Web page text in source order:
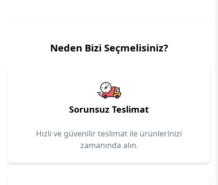
Neden Bizi Seçmelisiniz?
Sorunsuz Teslimat
Hızlı ve güvenilir teslimat ile ürünlerinizi
zamanında alın.